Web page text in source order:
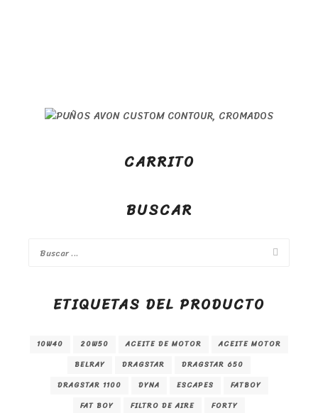
CARRITO
BUSCAR
ETIQUETAS DEL PRODUCTO
10W40 20W50 ACEITE DE MOTOR
ACEITE MOTOR
BELRAY
DRAGSTAR
DRAGSTAR 650
DRAGSTAR 1100
DYNA ESCAPES
FATBOY
FAT BOY
FILTRO DE AIRE
FORTY